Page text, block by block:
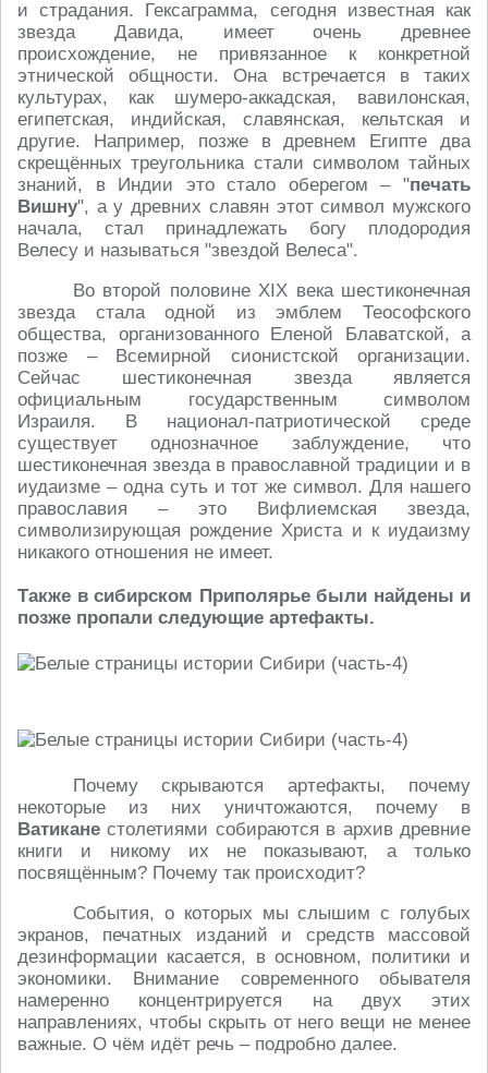
и страдания. Гексаграмма, сегодня известная как
звезда Давида, имеет очень древнее
происхождение, не привязанное к конкретной
этнической общности. Она встречается в таких
культурах, как шумеро-аккадская, вавилонская,
египетская, индийская, славянская, кельтская и
другие. Например, позже в древнем Египте два
скрещённых треугольника стали символом тайных
знаний, в Индии это стало оберегом – "печать
Вишну", а у древних славян этот символ мужского
начала, стал принадлежать богу плодородия
Велесу и называться "звездой Велеса".
Во второй половине XIX века шестиконечная
звезда стала одной из эмблем Теософского
общества, организованного Еленой Блаватской, а
позже – Всемирной сионистской организации.
Сейчас шестиконечная звезда является
официальным государственным символом
Израиля. В национал-патриотической среде
существует однозначное заблуждение, что
шестиконечная звезда в православной традиции и в
иудаизме – одна суть и тот же символ. Для нашего
православия – это Вифлиемская звезда,
символизирующая рождение Христа и к иудаизму
никакого отношения не имеет.
Также в сибирском Приполярье были найдены и
позже пропали следующие артефакты.
Почему скрываются артефакты, почему
некоторые из них уничтожаются, почему в
Ватикане столетиями собираются в архив древние
книги и никому их не показывают, а только
посвящённым? Почему так происходит?
События, о которых мы слышим с голубых
экранов, печатных изданий и средств массовой
дезинформации касается, в основном, политики и
экономики. Внимание современного обывателя
намеренно концентрируется на двух этих
направлениях, чтобы скрыть от него вещи не менее
важные. О чём идёт речь – подробно далее.